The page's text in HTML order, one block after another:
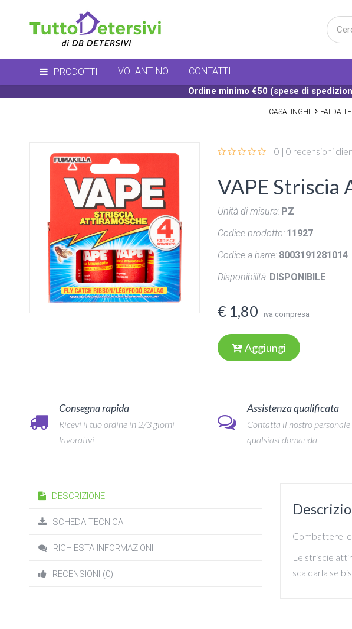
PRODOTTI VOLANTINO CONTATTI
Ordine minimo €50 (spese di
CASALINGHI FAI DA
0 | 0 recensioni
VAPE Striscia
Unità di misura: PZ
Codice prodotto: 11927
Codice a barre: 8003191281014
Disponibilità: DISPONIBILE
€ 1,80 iva compresa
Aggiungi
Consegna rapida
Ricevi il tuo ordine in 2/3 giorni
lavorativi
Assistenza qualificata
Contatta il nostro personale
qualsiasi domanda
DESCRIZIONE
SCHEDA TECNICA
RICHIESTA INFORMAZIONI
RECENSIONI (0)
Combattere
Le striscie
scaldarla se